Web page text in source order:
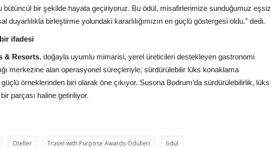
bütüncül bir şekilde hayata geçiriyoruz. Bu ödül, misafirlerimize sunduğumuz eşsiz
birleştirme yolundaki kararlılığımızın en güçlü göstergesi oldu.” dedi.
ifadesi
& Resorts, doğayla uyumlu mimarisi, yerel üreticileri destekleyen gastronomi
merkezine alan operasyonel süreçleriyle, sürdürülebilir lüks konaklama
güçlü örneklerinden biri olarak öne çıkıyor. Susona Bodrum’da sürdürülebilirlik, lüks
parçası haline getiriliyor.
Oteller Travel with Purpose Awards Ödülleri ödül